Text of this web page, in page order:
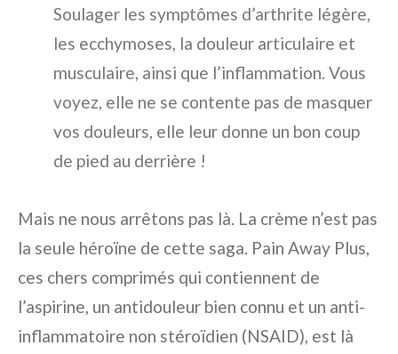
Soulager les symptômes d’arthrite légère,
les ecchymoses, la douleur articulaire et
musculaire, ainsi que l’inflammation. Vous
voyez, elle ne se contente pas de masquer
vos douleurs, elle leur donne un bon coup
de pied au derrière !
Mais ne nous arrêtons pas là. La crème n’est pas
la seule héroïne de cette saga. Pain Away Plus,
ces chers comprimés qui contiennent de
l’aspirine, un antidouleur bien connu et un anti-
inflammatoire non stéroïdien (NSAID), est là